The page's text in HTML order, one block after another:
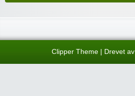
Clipper Theme| Drevet av